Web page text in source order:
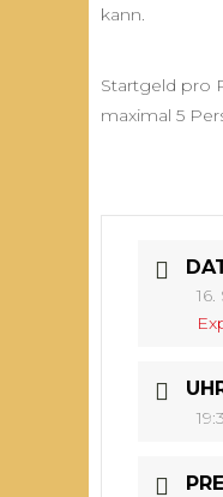
kann.
Startgeld pro
maximal 5